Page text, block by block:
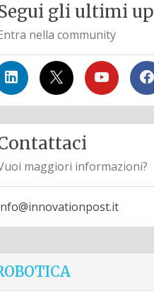
gli ultimi
nella community
maggiori informazioni?